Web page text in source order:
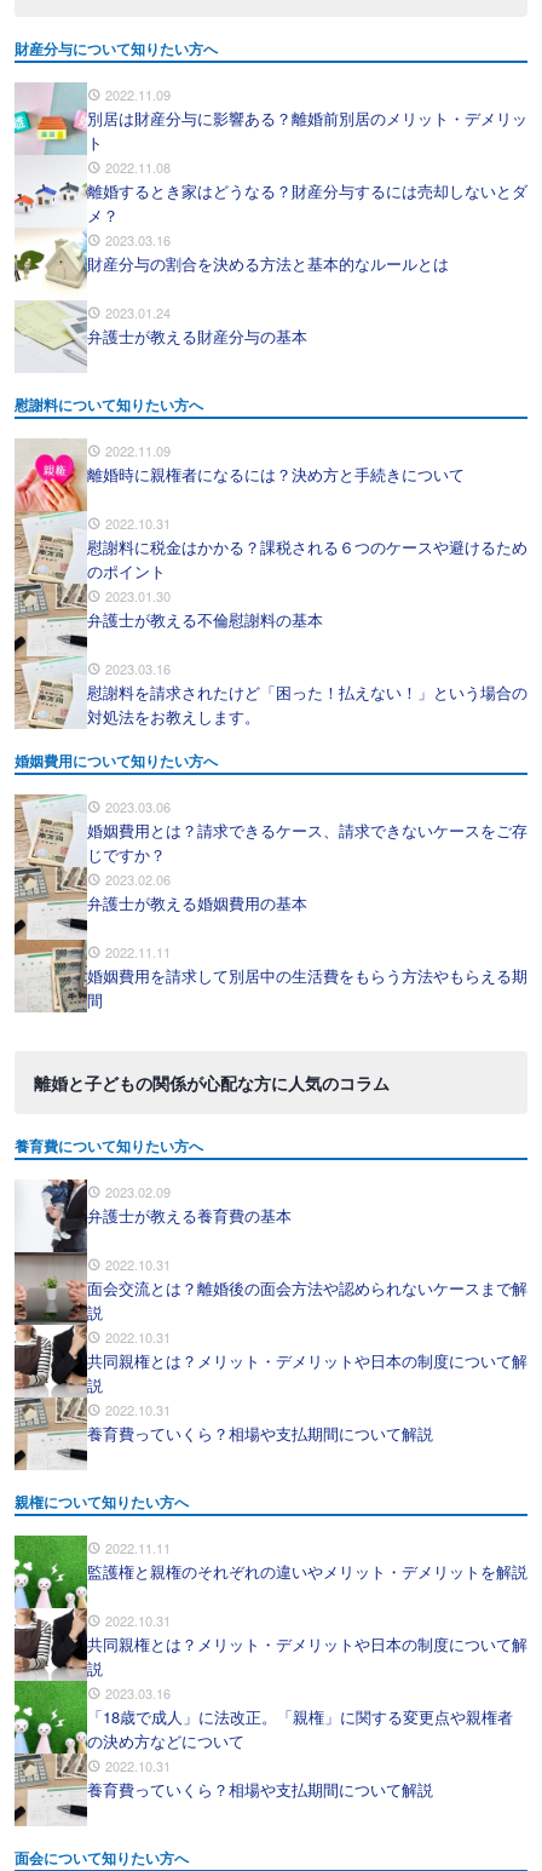
財産分与について知りたい方へ
2022.11.09
別居は財産分与に影響ある？離婚前別居のメリット・デメリッ
ト
2022.11.08
離婚するとき家はどうなる？財産分与するには売却しないとダ
メ？
2023.03.16
財産分与の割合を決める方法と基本的なルールとは
2023.01.24
弁護士が教える財産分与の基本
慰謝料について知りたい方へ
2022.11.09
離婚時に親権者になるには？決め方と手続きについて
2022.10.31
慰謝料に税金はかかる？課税される６つのケースや避けるため
のポイント
2023.01.30
弁護士が教える不倫慰謝料の基本
2023.03.16
慰謝料を請求されたけど「困った！払えない！」という場合の
対処法をお教えします。
婚姻費用について知りたい方へ
2023.03.06
婚姻費用とは？請求できるケース、請求できないケースをご存
じですか？
2023.02.06
弁護士が教える婚姻費用の基本
2022.11.11
婚姻費用を請求して別居中の生活費をもらう方法やもらえる期
間
離婚と子どもの関係が心配な方に人気のコラム
養育費について知りたい方へ
2023.02.09
弁護士が教える養育費の基本
2022.10.31
面会交流とは？離婚後の面会方法や認められないケースまで解
説
2022.10.31
共同親権とは？メリット・デメリットや日本の制度について解
説
2022.10.31
養育費っていくら？相場や支払期間について解説
親権について知りたい方へ
2022.11.11
監護権と親権のそれぞれの違いやメリット・デメリットを解説
2022.10.31
共同親権とは？メリット・デメリットや日本の制度について解
説
2023.03.16
「18歳で成人」に法改正。「親権」に関する変更点や親権者
の決め方などについて
2022.10.31
養育費っていくら？相場や支払期間について解説
面会について知りたい方へ